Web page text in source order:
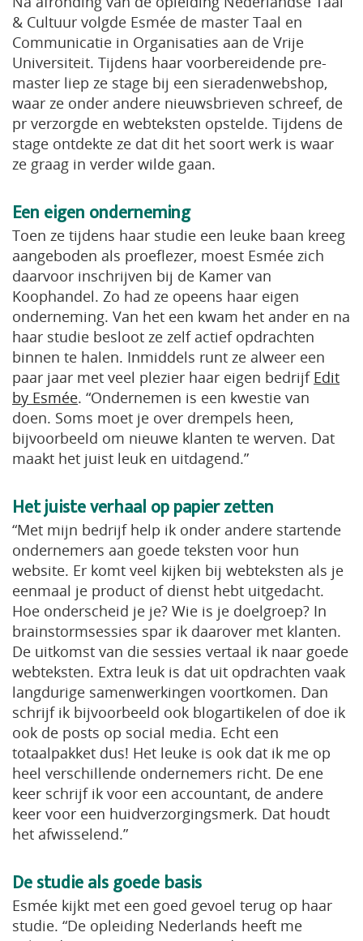
& Cultuur volgde Esmée de master Taal en
Communicatie in Organisaties aan de Vrije
Universiteit. Tijdens haar voorbereidende pre-
master liep ze stage bij een sieradenwebshop,
waar ze onder andere nieuwsbrieven schreef, de
pr verzorgde en webteksten opstelde. Tijdens de
stage ontdekte ze dat dit het soort werk is waar
ze graag in verder wilde gaan.
Een eigen onderneming
Toen ze tijdens haar studie een leuke baan kreeg
aangeboden als proeflezer, moest Esmée zich
daarvoor inschrijven bij de Kamer van
Koophandel. Zo had ze opeens haar eigen
onderneming. Van het een kwam het ander en na
haar studie besloot ze zelf actief opdrachten
binnen te halen. Inmiddels runt ze alweer een
paar jaar met veel plezier haar eigen bedrijf Edit
by Esmée. “Ondernemen is een kwestie van
doen. Soms moet je over drempels heen,
bijvoorbeeld om nieuwe klanten te werven. Dat
maakt het juist leuk en uitdagend.”
Het juiste verhaal op papier zetten
“Met mijn bedrijf help ik onder andere startende
ondernemers aan goede teksten voor hun
website. Er komt veel kijken bij webteksten als je
eenmaal je product of dienst hebt uitgedacht.
Hoe onderscheid je je? Wie is je doelgroep? In
brainstormsessies spar ik daarover met klanten.
De uitkomst van die sessies vertaal ik naar goede
webteksten. Extra leuk is dat uit opdrachten vaak
langdurige samenwerkingen voortkomen. Dan
schrijf ik bijvoorbeeld ook blogartikelen of doe ik
ook de posts op social media. Echt een
totaalpakket dus! Het leuke is ook dat ik me op
heel verschillende ondernemers richt. De ene
keer schrijf ik voor een accountant, de andere
keer voor een huidverzorgingsmerk. Dat houdt
het afwisselend.”
De studie als goede basis
Esmée kijkt met een goed gevoel terug op haar
studie. “De opleiding Nederlands heeft me